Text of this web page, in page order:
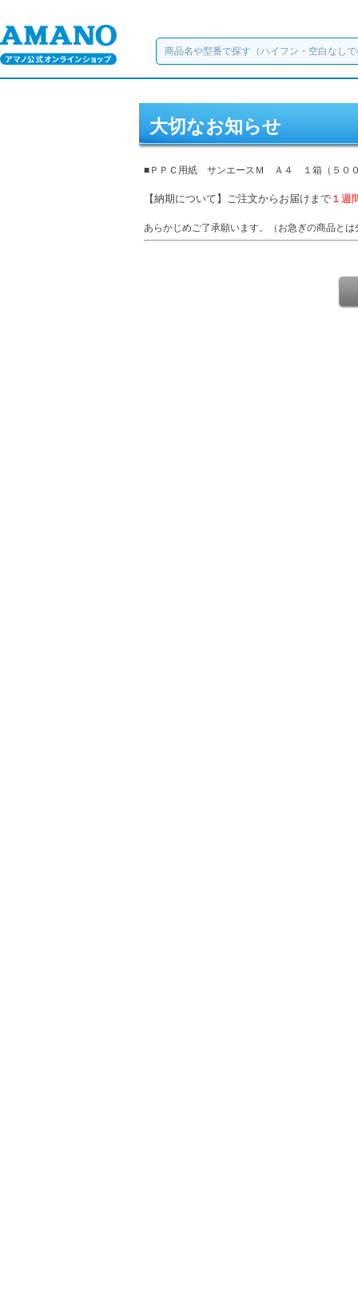
大切なお知らせ
■ＰＰＣ用紙 サンエースＭ Ａ４ １箱（５００
【納期について】ご注文からお届けまで １週
あらかじめご了承願います。（お急ぎの商品と